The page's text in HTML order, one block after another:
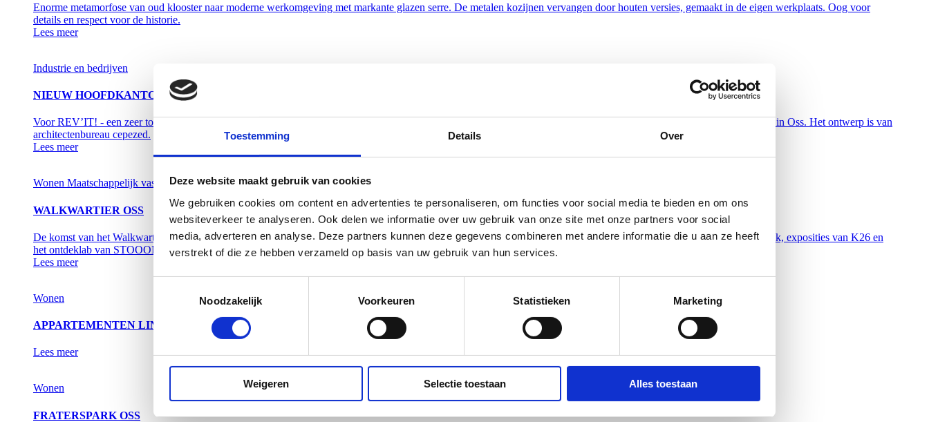
Toestemming Details Over
Deze website maakt gebruik van cookies
We gebruiken cookies om content en advertenties te personaliseren, om functies voor social media te bieden en om ons
websiteverkeer te analyseren. Ook delen we informatie over uw gebruik van onze site met onze partners voor social
media, adverteren en analyse. Deze partners kunnen deze gegevens combineren met andere informatie die u aan ze heeft
verstrekt of die ze hebben verzameld op basis van uw gebruik van hun services.
Noodzakelijk
Voorkeuren Statistieken Marketing
Weigeren Selectie toestaan Alles toestaan
Enorme metamorfose van oud klooster naar moderne werkomgeving met markante glazen serre. De metalen kozijnen vervangen door houten versies, gemaakt in de eigen werkplaats. Oog voor
details en respect voor de historie.
Lees meer
Industrie en bedrijven
NIEUW HOOFDKANTOOR REV'IT!
Voor REV’IT! - een zeer toonaangevende onderneming in hoogwaardige motorkleding - realiseerden wij dit inspirerende gebouw op een zichtlocatie aan de snelweg A59 in Oss. Het ontwerp is van
architectenbureau cepezed.
Lees meer
Wonen Maatschappelijk vastgoed Retail
WALKWARTIER OSS
De komst van het Walkwartier maakt het stadshart stukken rijker. Er zijn 131 appartementen gebouwd, en is er ruimte voor winkels en horeca. Ook vind je er de bibliotheek, exposities van K26 en
het ontdeklab van STOOOM.
Lees meer
Wonen
APPARTEMENTEN LINCK OSS
Lees meer
Wonen
FRATERSPARK OSS